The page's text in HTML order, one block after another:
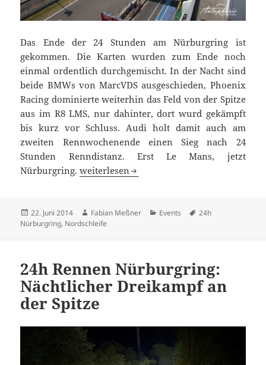
Das Ende der 24 Stunden am Nürburgring ist
gekommen. Die Karten wurden zum Ende noch
einmal ordentlich durchgemischt. In der Nacht sind
beide BMWs von MarcVDS ausgeschieden, Phoenix
Racing dominierte weiterhin das Feld von der Spitze
aus im R8 LMS, nur dahinter, dort wurd gekämpft
bis kurz vor Schluss. Audi holt damit auch am
zweiten Rennwochenende einen Sieg nach 24
Stunden Renndistanz. Erst Le Mans, jetzt
Nürburgring.24h Rennen Nürburgring: Der Sonntag in
weiterlesen
Veröffentlicht
am
22. Juni 2014 Autor
Fabian Meßner Kategorien
Events Schlagwörter
24h
Nürburgring, Nordschleife
24h Rennen Nürburgring:
Nächtlicher Dreikampf an
der Spitze